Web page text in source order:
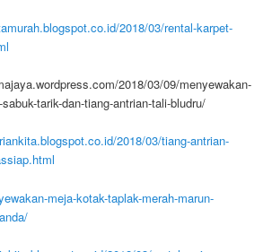
2018/03/rental-karpet-
2018/03/09/menyewakan-
tarik-dan-tiang-antrian-tali-bludru/
2018/03/tiang-antrian-
meja-kotak-taplak-merah-marun-